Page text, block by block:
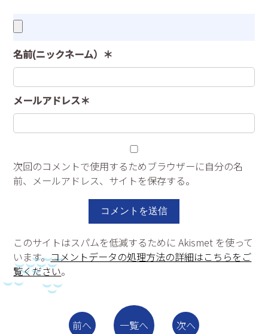
名前(ニックネーム）＊
メールアドレス＊
次回のコメントで使用するためブラウザーに自分の名
前、メールアドレス、サイトを保存する。
このサイトはスパムを低減するために Akismet を使って
います。コメントデータの処理方法の詳細はこちらをご
覧ください。
前へ 一覧へ 次へ